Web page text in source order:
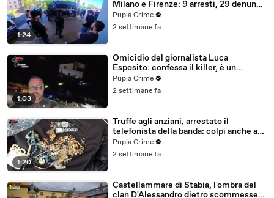
1:24
Milano e Firenze: 9 arresti, 29 denunce
e oltre 7mila persone identificate
(25.07.26)
Pupia Crime
2 settimane fa
1:03
Omicidio del giornalista Luca
Esposito: confessa il killer, è un
26enne tunisino (25.07.26)
Pupia Crime
2 settimane fa
1:20
Truffe agli anziani, arrestato il
telefonista della banda: colpi anche ad
Aversa, oltre 300mila euro il bottino
stimato (24.07.26)
Pupia Crime
2 settimane fa
Castellammare di Stabia, l'ombra del
clan D'Alessandro dietro scommesse